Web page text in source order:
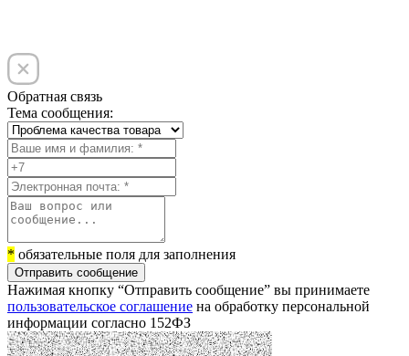
Обратная связь
Тема сообщения:
* обязательные поля для заполнения
Отправить сообщение
Нажимая кнопку “Отправить сообщение” вы принимаете
пользовательское соглашение на обработку персональной
информации согласно 152ФЗ